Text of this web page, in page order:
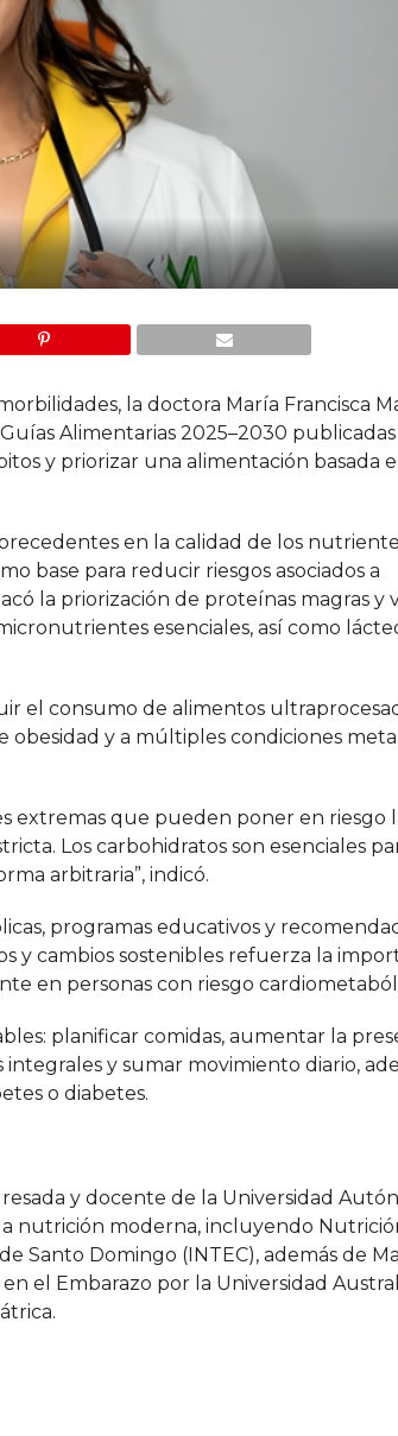
la doctora María Francisca
Alimentarias 2025–2030
y priorizar una alimentación basada
en la calidad de los
base para reducir riesgos asociados a
la priorización de proteínas magras y
esenciales, así como
el consumo de alimentos
y a múltiples condiciones
que pueden poner en riesgo
Los carbohidratos son esenciales
arbitraria”, indicó.
programas educativos y
y cambios sostenibles refuerza la
en personas con riesgo
planificar comidas, aumentar la
y sumar movimiento diario,
o diabetes.
y docente de la Universidad
nutrición moderna, incluyendo
Santo Domingo (INTEC), además de
el Embarazo por la Universidad